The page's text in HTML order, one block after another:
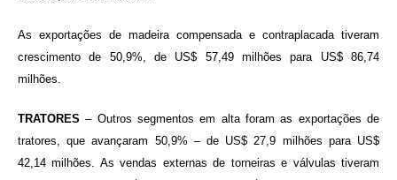
As exportações de madeira compensada e contraplacada tiveram
crescimento de 50,9%, de US$ 57,49 milhões para US$ 86,74
milhões.
TRATORES – Outros segmentos em alta foram as exportações de
tratores, que avançaram 50,9% – de US$ 27,9 milhões para US$
42,14 milhões. As vendas externas de torneiras e válvulas tiveram